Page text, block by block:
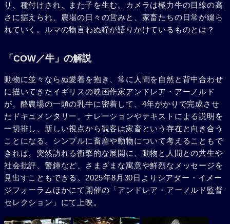
り、種付けされ、また子を生む。カメラは極力牛の目線の高
さに据えられ、農場の日々の営みと、家畜たちの日常が綴ら
れていく。ルマの物言わぬ瞳が語りかけているものとは？
「COW／牛」の解説
動物に並々ならぬ愛着を抱き、常に人間を自然と背中合わせ
に描いてきたイギリスの映画作家アンドレア・アーノルド
が、酪農場の一頭の乳牛に密着して、4年がかりで完成させ
たドキュメンタリー。ナレーションやテキストによる説明を
一切排し、新しい視点から観客は家畜という存在と向き合う
ことになる。シンプルに畜産や動物について考えることもで
きれば、突然訪れる衝撃的な展開に、動物と人間との共生や
社会批評、警鐘など、さまざまな寓意や鮮烈なメッセージを
見出すこともできる。2025年8月30日よりシアター・イメー
ジフォーラムほかにて開催の「アンドレア・アーノルド監督
セレクション」にて上映。